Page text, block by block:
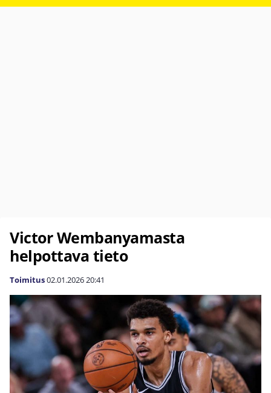
Victor Wembanyamasta
helpottava tieto
Toimitus02.01.202620:41